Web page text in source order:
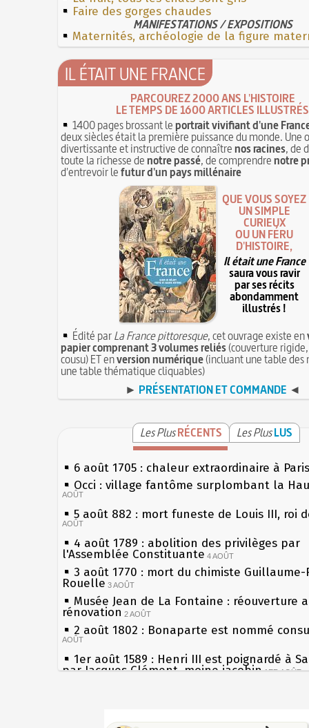
Faire des gorges chaudes
MANIFESTATIONS / EXPOSITIONS
Maternités, archéologie de la figure
IL ÉTAIT UNE FRANCE
PARCOUREZ 2000 ANS L'HISTOIRE
LE TEMPS DE 1600 ARTICLES ILLUSTRÉS
1400 pages brossant leportrait vivifiant d'une
deux siècles était la première puissance du monde. Une
divertissante et instructive de connaîtrenos racines, de
toute la richesse denotre passé, de comprendrenotre
d'entrevoir lefutur d'un pays millénaire
QUE VOUS SOYEZ
UN SIMPLE
CURIEUX
OU UN FÉRU
D'HISTOIRE,
Il était une France
saura vous ravir
par ses récits
abondamment
illustrés !
Édité parLa France pittoresque, cet ouvrage existe en
papier comprenant 3 volumes reliés(couverture
cousu) ET enversion numérique(incluant une table des
une table thématique cliquables)
► PRÉSENTATION ET COMMANDE ◄
Les PlusRÉCENTS Les PlusLUS
6 août 1705 : chaleur extraordinaire à Paris
Occi : village fantôme surplombant la
AOÛT
5 août 882 : mort funeste de Louis III, roi
AOÛT
4 août 1789 : abolition des privilèges par
l'Assemblée Constituante 4 AOÛT
3 août 1770 : mort du chimiste Guillaume-
Rouelle 3 AOÛT
Musée Jean de La Fontaine : réouverture
rénovation 2 AOÛT
2 août 1802 : Bonaparte est nommé
AOÛT
1er août 1589 : Henri III est poignardé à
par Jacques Clément, moine jacobin 1ER AOÛT
les siècles